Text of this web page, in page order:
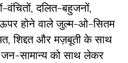
वंचितों, दलित-बहुजनों,
होने वाले जुल्म-ओ-सितम
शिद्दत और मज़बूती के साथ
सामान्य को साथ लेकर